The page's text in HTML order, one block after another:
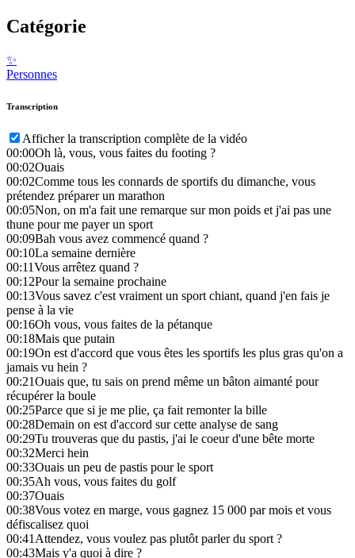
Catégorie
✨
Personnes
Transcription
Afficher la transcription complète de la vidéo
00:00Oh là, vous, vous faites du footing ?
00:02Ouais
00:02Comme tous les connards de sportifs du dimanche, vous
prétendez préparer un marathon
00:05Non, on m'a fait une remarque sur mon poids et j'ai pas une
thune pour me payer un sport
00:09Bah vous avez commencé quand ?
00:10La semaine dernière
00:11Vous arrêtez quand ?
00:12Pour la semaine prochaine
00:13Vous savez c'est vraiment un sport chiant, quand j'en fais je
pense à la vie
00:16Oh vous, vous faites de la pétanque
00:18Mais que putain
00:19On est d'accord que vous êtes les sportifs les plus gras qu'on a
jamais vu hein ?
00:21Ouais que, tu sais on prend même un bâton aimanté pour
récupérer la boule
00:25Parce que si je me plie, ça fait remonter la bille
00:28Demain on est d'accord sur cette analyse de sang
00:29Tu trouveras que du pastis, j'ai le coeur d'une bête morte
00:32Merci hein
00:33Ouais un peu de pastis pour le sport
00:35Ah vous, vous faites du golf
00:37Ouais
00:38Vous votez en marge, vous gagnez 15 000 par mois et vous
défiscalisez quoi
00:41Attendez, vous voulez pas plutôt parler du sport ?
00:43Mais y'a quoi à dire ?